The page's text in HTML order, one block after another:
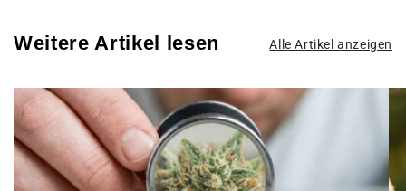
Weitere Artikel lesen Alle Artikel anzeigen